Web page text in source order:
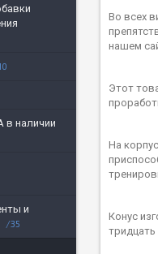
Во всех
нашем
Этот
На
Конус
в наличии
и
35